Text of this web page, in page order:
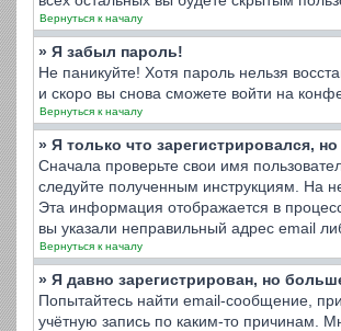
Вернуться к началу
» Я забыл пароль!
Не паникуйте! Хотя пароль нельзя
и скоро вы снова сможете войти на
Вернуться к началу
» Я только что зарегистрировался,
Сначала проверьте свои имя
следуйте полученным инструкциям. На
Эта информация отображается в
вы указали неправильный адрес email
Вернуться к началу
» Я давно зарегистрирован, но
Попытайтесь найти email-сообщение,
учётную запись по каким-то причинам.